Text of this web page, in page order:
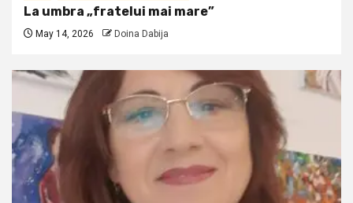
La umbra „fratelui mai mare”
May 14, 2026 Doina Dabija